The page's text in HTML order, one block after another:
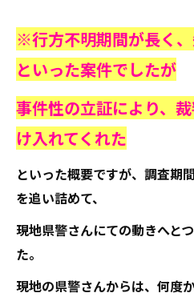
※行方不明期間が長く、
といった案件でしたが
事件性の立証により、
け入れてくれた
といった概要ですが、調査期
を追い詰めて、
現地県警さんにての動きへと
た。
現地の県警さんからは、何度